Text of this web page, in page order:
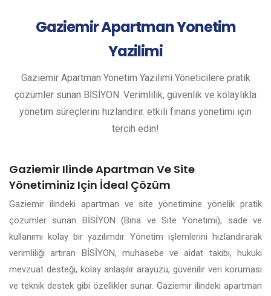
GaziemirApartman Yonetim
Yazilimi
Gaziemir Apartman Yonetim Yazilimi Yöneticilere pratik
çözümler sunan BİSİYON. Verimlilik, güvenlik ve kolaylıkla
yönetim süreçlerini hızlandırır. etkili finans yönetimi için
tercih edin!
Gaziemir Ilinde Apartman Ve Site
Yönetiminiz Için İdeal Çözüm
Gaziemir ilindeki apartman ve site yönetimine yönelik pratik
çözümler sunan BİSİYON (Bina ve Site Yönetimi), sade ve
kullanımı kolay bir yazılımdır. Yönetim işlemlerini hızlandırarak
verimliliği artıran BİSİYON, muhasebe ve aidat takibi, hukuki
mevzuat desteği, kolay anlaşılır arayüzü, güvenilir veri koruması
ve teknik destek gibi özellikler sunar. Gaziemir ilindeki apartman